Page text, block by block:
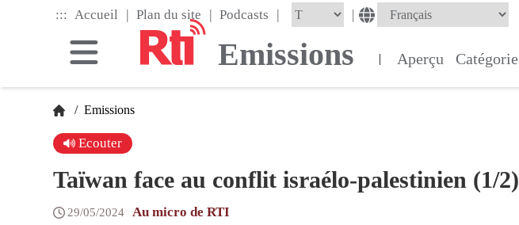
::: Accueil | Plan du site | Podcasts | |
Emissions | Aperçu Catégorie
/ Emissions
Ecouter
Taïwan face au conflit israélo-palestinien (1/2)
29/05/2024 Au micro de RTI